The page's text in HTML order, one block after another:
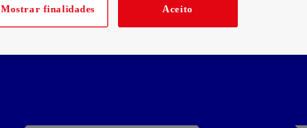
Mostrar finalidades Aceito